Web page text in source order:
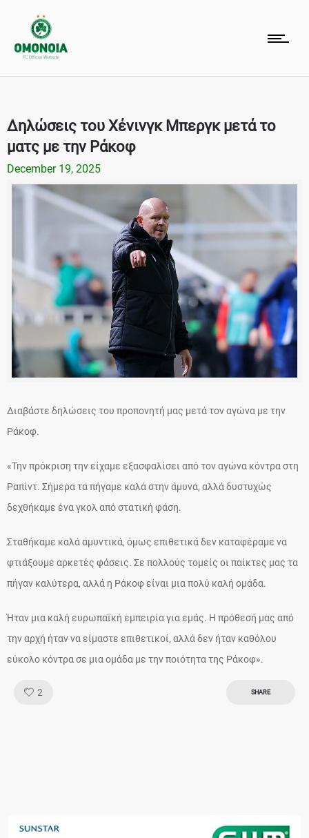
Δηλώσεις του Χένινγκ Μπεργκ μετά το
ματς με την Ράκοφ
December 19, 2025
Διαβάστε δηλώσεις του προπονητή μας μετά τον αγώνα με την
Ράκοφ.
«Την πρόκριση την είχαμε εξασφαλίσει από τον αγώνα κόντρα στη
Ραπίντ. Σήμερα τα πήγαμε καλά στην άμυνα, αλλά δυστυχώς
δεχθήκαμε ένα γκολ από στατική φάση.
Σταθήκαμε καλά αμυντικά, όμως επιθετικά δεν καταφέραμε να
φτιάξουμε αρκετές φάσεις. Σε πολλούς τομείς οι παίκτες μας τα
πήγαν καλύτερα, αλλά η Ράκοφ είναι μια πολύ καλή ομάδα.
Ήταν μια καλή ευρωπαϊκή εμπειρία για εμάς. Η πρόθεσή μας από
την αρχή ήταν να είμαστε επιθετικοί, αλλά δεν ήταν καθόλου
εύκολο κόντρα σε μια ομάδα με την ποιότητα της Ράκοφ».
2 SHARE